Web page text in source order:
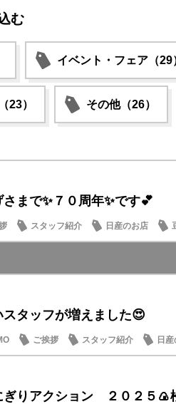
む
イベント・フェア（29
23） その他（26）
さまで✨７０周年✨です💕
スタッフ紹介 日産のお店
スタッフが増えました😍
ご挨拶 スタッフ紹介 日
ぎりアクション ２０２５🍙